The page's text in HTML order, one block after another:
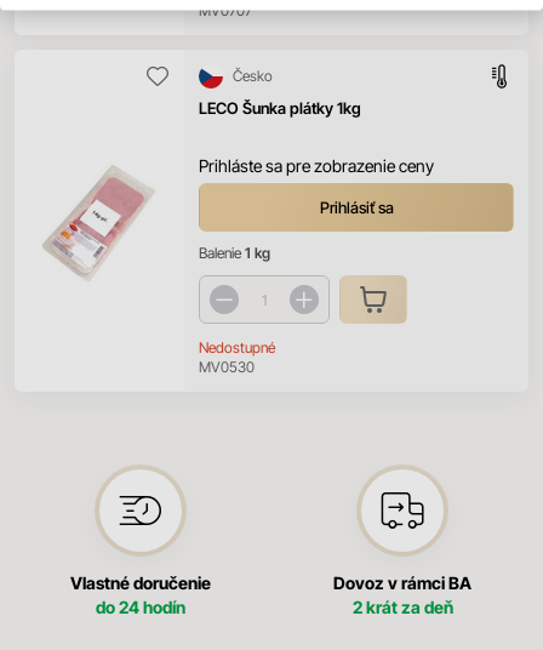
MV0707
LECO Šunka plátky 1kg
Česko
Prihláste sa pre zobrazenie ceny
Prihlásiť sa
Balenie 1 kg
Nedostupné
MV0530
Vlastné doručenie
do 24 hodín
Dovoz v rámci BA
2 krát za deň